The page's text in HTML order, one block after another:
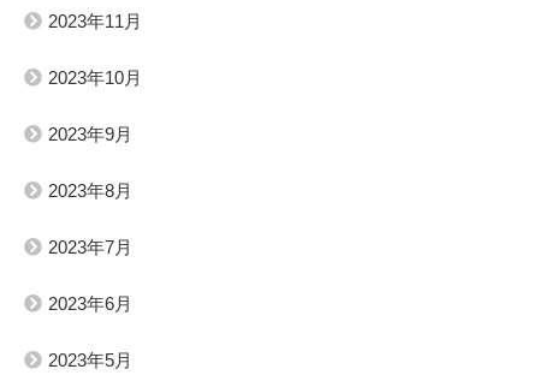
2023年11月
2023年10月
2023年9月
2023年8月
2023年7月
2023年6月
2023年5月